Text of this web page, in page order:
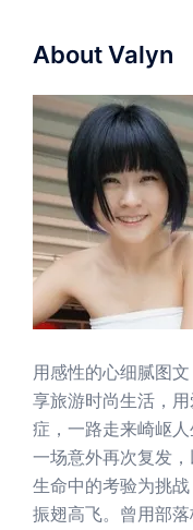
About Valyn
用感性的心细腻图
享旅游时尚生活，
症，一路走来崎岖
一场意外再次复发
生命中的考验为挑
振翅高飞。曾用部